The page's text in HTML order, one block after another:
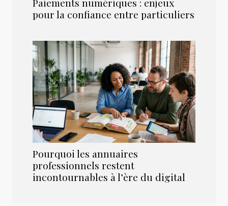
pour la confiance entre particuliers
Pourquoi les annuaires
professionnels restent
incontournables à l’ère du digital